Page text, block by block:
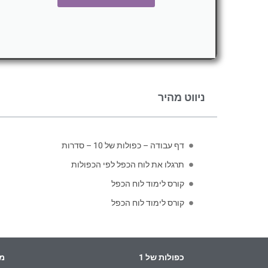
ניווט מהיר
דף עבודה – כפולות של 10 – סדרות
תרגלו את לוח הכפל לפי הכפולות
קורס לימוד לוח הכפל
קורס לימוד לוח הכפל
כפולות של 1